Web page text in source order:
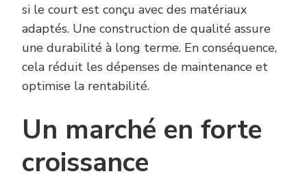
si le court est conçu avec des matériaux
adaptés. Une construction de qualité assure
une durabilité à long terme. En conséquence,
cela réduit les dépenses de maintenance et
optimise la rentabilité.
Un marché en forte
croissance